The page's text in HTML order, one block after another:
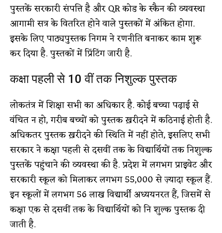
पुस्तकें सरकारी संपत्ति है और QR कोड के स्कैन की व्यवस्था
आगामी सत्र के वितरित होने वाले पुस्तकों में अंकित होगा.
इसके लिए पाठ्यपुस्तक निगम ने रणनीति बनाकर काम शुरू
कर दिया है. पुस्तकों में प्रिंटिंग जारी है.
कक्षा पहली से 10 वीं तक निशुल्क पुस्तक
लोकतंत्र में शिक्षा सभी का अधिकार है. कोई बच्चा पढ़ाई से
वंचित न हो, गरीब बच्चों को पुस्तक ख़रीदने में कठिनाई होती है.
अधिकतर पुस्तक ख़रीदने की स्थिति में नहीं होते, इसलिए सभी
सरकार ने कक्षा पहली से दसवीं तक के विद्यार्थियों तक निशुल्क
पुस्तकें पहुंचाने की व्यवस्था की है. प्रदेश में लगभग प्राइवेट और
सरकारी स्कूल को मिलाकर लगभग 55,000 से ज़्यादा स्कूल हैं.
इन स्कूलों में लगभग 56 लाख विद्यार्थी अध्ययनरत हैं, जिसमें से
कक्षा एक से दसवीं तक के विद्यार्थियों को नि शुल्क पुस्तक दी
जाती है.